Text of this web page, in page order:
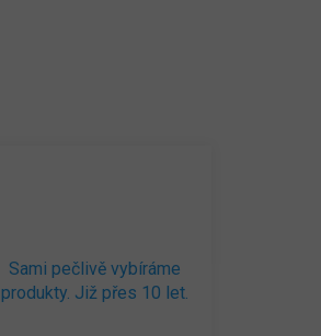
Sami pečlivě vybíráme
produkty. Již přes 10 let.